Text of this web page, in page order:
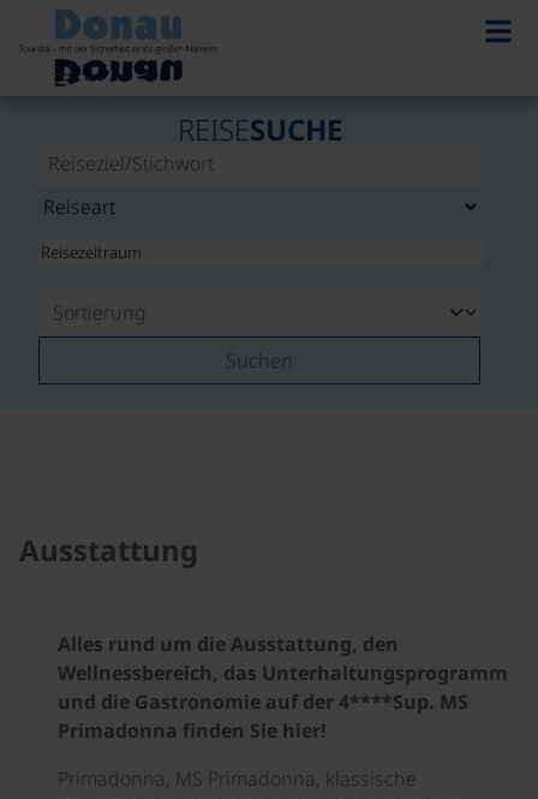
REISESUCHE
Suchen
Ausstattung
Alles rund um die Ausstattung, den
Wellnessbereich, das Unterhaltungsprogramm
und die Gastronomie auf der 4****Sup. MS
Primadonna finden Sie hier!
Primadonna, MS Primadonna, klassische